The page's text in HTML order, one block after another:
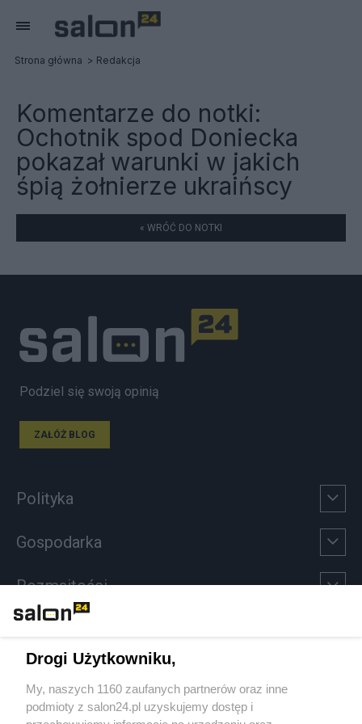
Strona główna Redakcja
Komentarze do notki:
Ochotnik spod Doniecka
pokazał warunki w jakich
śpią żołnierze ukraińscy
« WRÓĆ DO NOTKI
Podziel się swoją opinią
ZAŁÓŻ BLOG
Polityka
Gospodarka
Rozmaitości
Sport
Społeczeństwo
Drogi Użytkowniku,
My, naszych 1160 zaufanych partnerów oraz inne
podmioty z salon24.pl uzyskujemy dostęp i